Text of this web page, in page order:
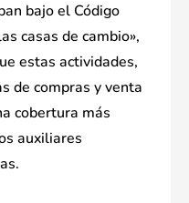
bajo el Código
casas de cambio»,
estas actividades,
de compras y venta
cobertura más
auxiliares